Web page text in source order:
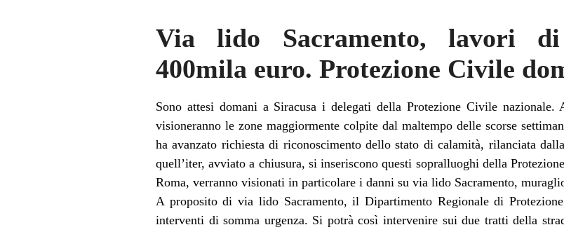
Via lido Sacramento, lavori di
400mila euro. Protezione Civile
Sono attesi domani a Siracusa i delegati della Protezione Civile nazionale.
visioneranno le zone maggiormente colpite dal maltempo delle scorse
ha avanzato richiesta di riconoscimento dello stato di calamità, rilanciata
quell’iter, avviato a chiusura, si inseriscono questi sopralluoghi della
Roma, verranno visionati in particolare i danni su via lido Sacramento,
A proposito di via lido Sacramento, il Dipartimento Regionale di
interventi di somma urgenza. Si potrà così intervenire sui due tratti della